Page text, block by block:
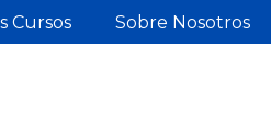
Cursos Sobre Nosotros